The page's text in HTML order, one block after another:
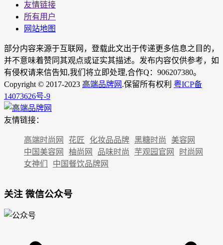
友情链接
所有用户
网站地图
部分内容来源于互联网，登载此文出于传递更多信息之目的，
并不意味着赞同其观点或证实其描述。发布内容仅供参考，如
有侵权请来信告知,我们将立即处理,合作Q：906207380。
Copyright © 2017-2023 高端品牌网 .保留所有权利 粤ICP备
14073626号-9
友情链接：
高端时尚网 花匠 化妆品品牌 黑糖时尚
美容网
中国美容网
柚尚网 品味时尚 芋观园官网
时尚网
女神们
中国餐饮品牌网
关注 微信公众号